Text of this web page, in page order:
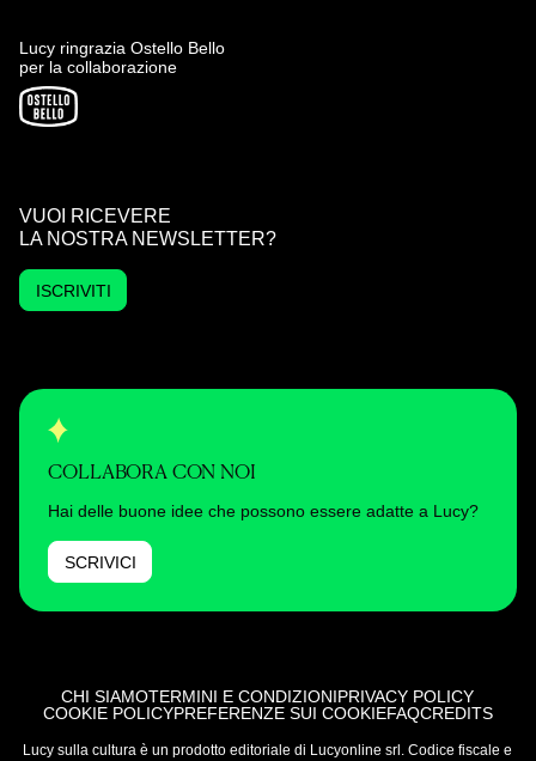
Lucy ringrazia Ostello Bello
per la collaborazione
VUOI RICEVERE
LA NOSTRA NEWSLETTER?
ISCRIVITI
COLLABORA CON NOI
Hai delle buone idee che possono essere adatte a Lucy?
SCRIVICI
CHI SIAMOTERMINI E CONDIZIONIPRIVACY POLICY
COOKIE POLICYPREFERENZE SUI COOKIEFAQCREDITS
Lucy sulla cultura è un prodotto editoriale di Lucyonline srl. Codice fiscale e